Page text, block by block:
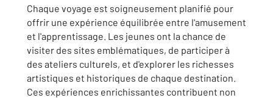
Chaque voyage est soigneusement planifié pour
offrir une expérience équilibrée entre l'amusement
et l'apprentissage. Les jeunes ont la chance de
visiter des sites emblématiques, de participer à
des ateliers culturels, et d'explorer les richesses
artistiques et historiques de chaque destination.
Ces expériences enrichissantes contribuent non